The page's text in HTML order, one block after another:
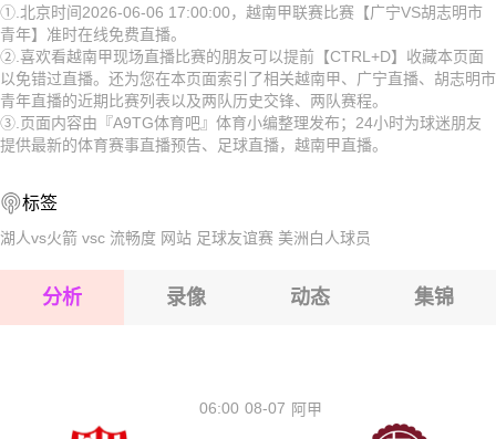
2026-08-15 【越南甲】 广宁VS胡志明市青年
2026-08-15 【越南甲】 广宁VS胡志明市青年
2026-08-15 【越南甲】 广宁VS胡志明市青年
2026-08-15 【越南甲】 广宁VS胡志明市青年
2026-08-15 【越南甲】 广宁VS胡志明市青年
2026-08-15 【越南甲】 广宁VS胡志明市青年
2026-08-15 【越南甲】 广宁VS胡志明市青年
①.北京时间2026-06-06 17:00:00，越南甲联赛比赛【广宁VS胡志明市
青年】准时在线免费直播。
②.喜欢看越南甲现场直播比赛的朋友可以提前【CTRL+D】收藏本页面
以免错过直播。还为您在本页面索引了相关越南甲、广宁直播、胡志明市
青年直播的近期比赛列表以及两队历史交锋、两队赛程。
③.页面内容由『A9TG体育吧』体育小编整理发布；24小时为球迷朋友
提供最新的体育赛事直播预告、足球直播，越南甲直播。
标签
湖人vs火箭 vsc 流畅度 网站 足球友谊赛 美洲白人球员
分析 录像 动态 集锦
08-07
06:00 阿甲